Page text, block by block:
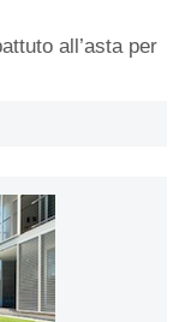
all’asta per